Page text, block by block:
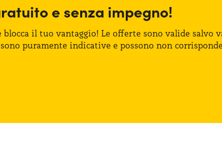
e senza impegno!
blocca il tuo vantaggio! Le offerte sono valide salvo
puramente indicative e possono non